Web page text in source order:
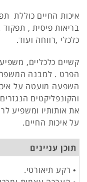
איכות החיים כוללת
בריאות פיסית ,
כלכלי ,רווחה ועוד.
קשיים כלכליים,
הפרט . למבנה
השפעה מועטה על
והקונפליקטים
את אותותיו ומשפיע
על איכות החיים.
תוכן עניינים
• רקע תיאורטי.